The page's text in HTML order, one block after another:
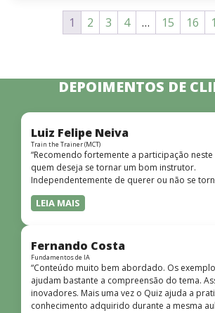
1 2 3 4 … 15 16
DEPOIMENTOS DE
Luiz Felipe Neiva
Train the Trainer (MCT)
“Recomendo fortemente a participação
quem deseja se tornar um bom instrutor.
Independentemente de querer ou não se
LEIA MAIS
Fernando Costa
Fundamentos de IA
“Conteúdo muito bem abordado. Os
ajudam bastante a compreensão do tema.
inovadores. Mais uma vez o Quiz ajuda a
conhecimento adquirido durante a mesma